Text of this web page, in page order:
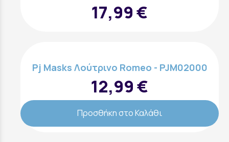
17,99 €
Pj Masks Λούτρινο Romeo - PJM02000
12,99 €
Προσθήκη στο Καλάθι